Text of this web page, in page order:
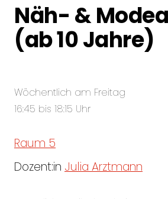
Näh- &
(ab 10 Jahre)
Wöchentlich am Freitag
16:45 bis 18:15 Uhr
Raum 5
Dozent:in Julia Arztmann